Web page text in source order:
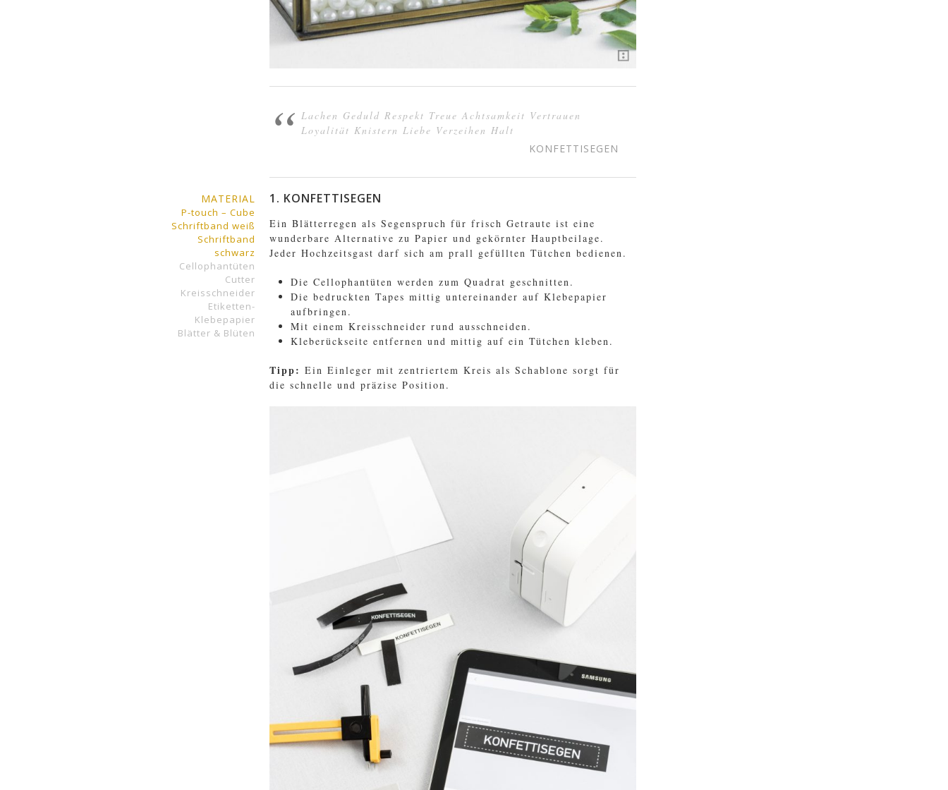
Lachen Geduld Respekt Treue Achtsamkeit Vertrauen
Loyalität Knistern Liebe Verzeihen Halt
KONFETTISEGEN
MATERIAL
P-touch – Cube
Schriftband weiß
Schriftband
schwarz
Cellophantüten
Cutter
Kreisschneider
Etiketten-
Klebepapier
Blätter & Blüten
1. KONFETTISEGEN
Ein Blätterregen als Segenspruch für frisch Getraute ist eine
wunderbare Alternative zu Papier und gekörnter Hauptbeilage.
Jeder Hochzeitsgast darf sich am prall gefüllten Tütchen bedienen.
Die Cellophantüten werden zum Quadrat geschnitten.
Die bedruckten Tapes mittig untereinander auf Klebepapier
aufbringen.
Mit einem Kreisschneider rund ausschneiden.
Kleberückseite entfernen und mittig auf ein Tütchen kleben.
Tipp: Ein Einleger mit zentriertem Kreis als Schablone sorgt für
die schnelle und präzise Position.